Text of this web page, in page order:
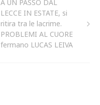
A UN PASSO DAL
LECCE IN ESTATE, si
ritira tra le lacrime.
PROBLEMI AL CUORE
fermano LUCAS LEIVA